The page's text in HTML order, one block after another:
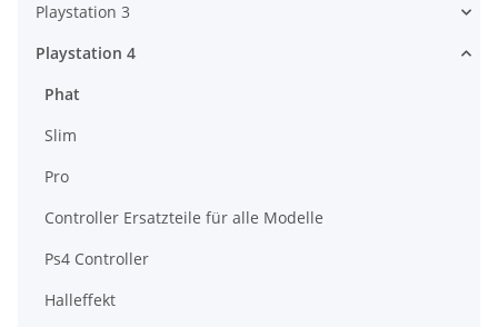
Playstation 3
Playstation 4
Phat
Slim
Pro
Controller Ersatzteile für alle Modelle
Ps4 Controller
Halleffekt